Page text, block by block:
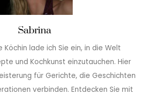
Sabrina
Köchin lade ich Sie ein, in die Welt
und Kochkunst einzutauchen. Hier
für Gerichte, die Geschichten
verbinden. Entdecken Sie mit